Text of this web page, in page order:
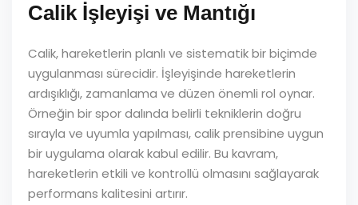
Calik İşleyişi ve Mantığı
Calik, hareketlerin planlı ve sistematik bir biçimde
uygulanması sürecidir. İşleyişinde hareketlerin
ardışıklığı, zamanlama ve düzen önemli rol oynar.
Örneğin bir spor dalında belirli tekniklerin doğru
sırayla ve uyumla yapılması, calik prensibine uygun
bir uygulama olarak kabul edilir. Bu kavram,
hareketlerin etkili ve kontrollü olmasını sağlayarak
performans kalitesini artırır.